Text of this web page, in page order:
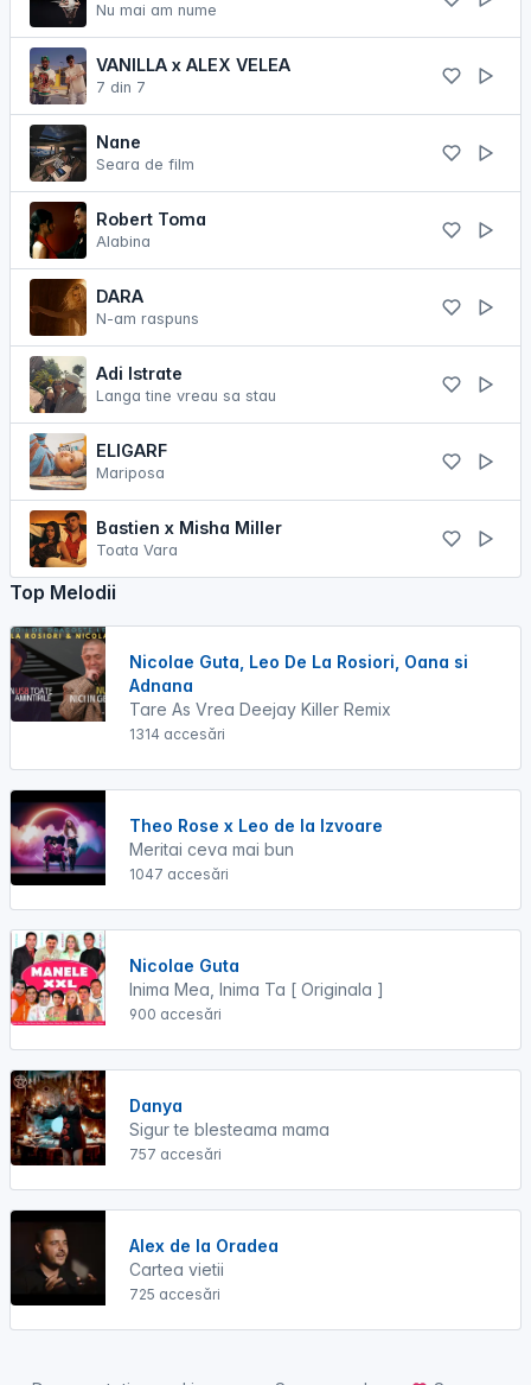
Nu mai am nume
VANILLA x ALEX VELEA
7 din 7
Nane
Seara de film
Robert Toma
Alabina
DARA
N-am raspuns
Adi Istrate
Langa tine vreau sa stau
ELIGARF
Mariposa
Bastien x Misha Miller
Toata Vara
Top Melodii
Nicolae Guta, Leo De La Rosiori, Oana si
Adnana
Tare As Vrea Deejay Killer Remix
1314 accesări
Theo Rose x Leo de la Izvoare
Meritai ceva mai bun
1047 accesări
Nicolae Guta
Inima Mea, Inima Ta [ Originala ]
900 accesări
Danya
Sigur te blesteama mama
757 accesări
Alex de la Oradea
Cartea vietii
725 accesări